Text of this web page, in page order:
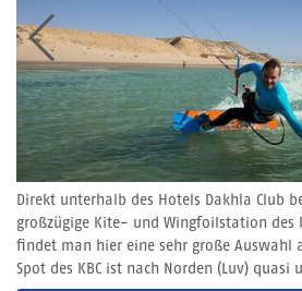
Direkt unterhalb des Hotels Dakhla Club
großzügige Kite- und Wingfoilstation des
findet man hier eine sehr große Auswahl
Spot des KBC ist nach Norden (Luv) quasi